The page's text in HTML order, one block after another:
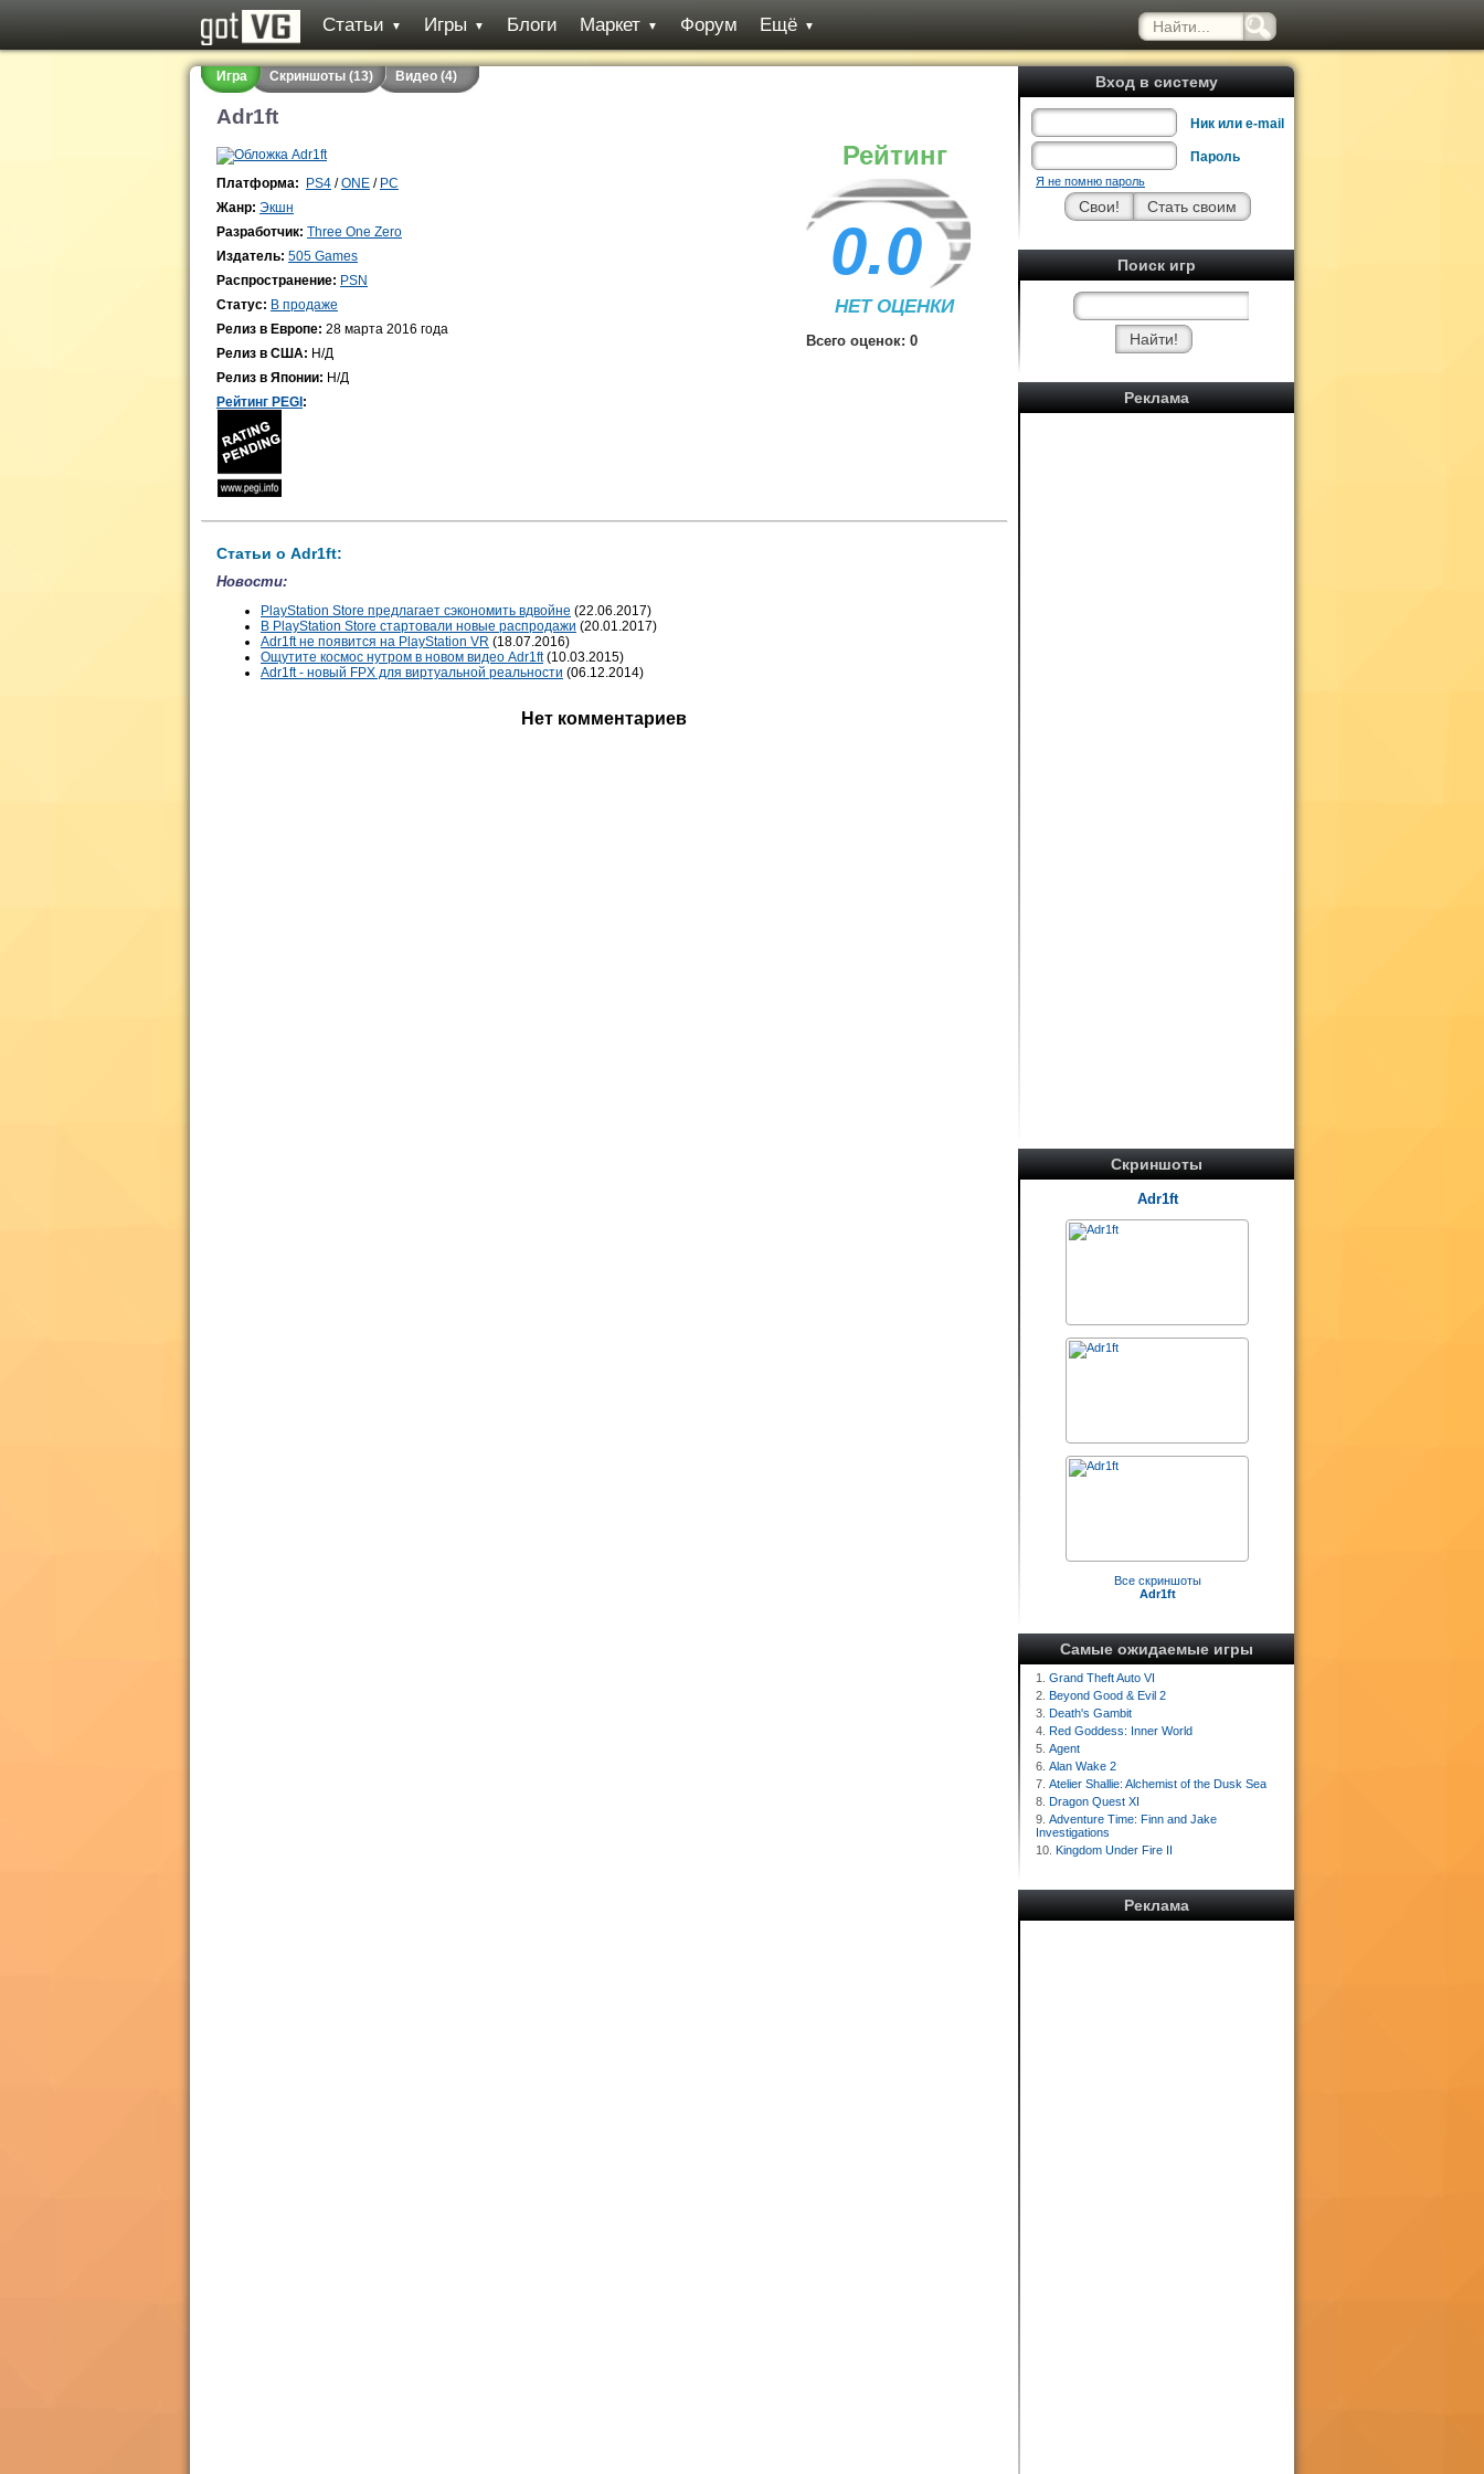
Статьи ▼ Игры ▼ Блоги Маркет ▼ Форум Ещё ▼
Вход в систему
Ник или e-mail
Пароль
Я не помню пароль
Поиск игр
Реклама
Скриншоты
Adr1ft
Все скриншоты
Adr1ft
Самые ожидаемые игры
1. Grand Theft Auto VI
2. Beyond Good & Evil 2
3. Death's Gambit
4. Red Goddess: Inner World
5. Agent
6. Alan Wake 2
7. Atelier Shallie: Alchemist of the Dusk Sea
8. Dragon Quest XI
9. Adventure Time: Finn and Jake
Investigations
10. Kingdom Under Fire II
Реклама
Игра Скриншоты (13) Видео (4)
Adr1ft
Рейтинг
0.0
НЕТ ОЦЕНКИ
Всего оценок: 0
Платформа: PS4 /ONE / PC
Жанр: Экшн
Разработчик: Three One Zero
Издатель: 505 Games
Распространение: PSN
Статус: В продаже
Релиз в Европе: 28 марта 2016 года
Релиз в США: Н/Д
Релиз в Японии: Н/Д
Рейтинг PEGI :
Статьи о Adr1ft:
Новости:
PlayStation Store предлагает сэкономить вдвойне (22.06.2017)
В PlayStation Store стартовали новые распродажи (20.01.2017)
Adr1ft не появится на PlayStation VR (18.07.2016)
Ощутите космос нутром в новом видео Adr1ft(10.03.2015)
Adr1ft - новый FPX для виртуальной реальности (06.12.2014)
Нет комментариев